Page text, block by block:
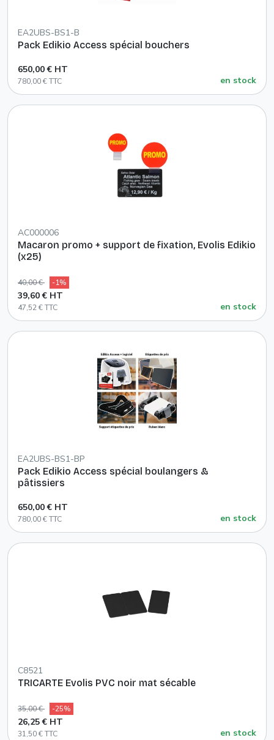
EA2UBS-BS1-B
Pack Edikio Access spécial bouchers
650,00 € HT
780,00 € TTC en stock
AC000006
Macaron promo + support de fixation, Evolis Edikio
(x25)
40,00 € -1%
39,60 € HT
47,52 € TTC en stock
EA2UBS-BS1-BP
Pack Edikio Access spécial boulangers &
pâtissiers
650,00 € HT
780,00 € TTC en stock
C8521
TRICARTE Evolis PVC noir mat sécable
35,00 € -25%
26,25 € HT
31,50 € TTC en stock